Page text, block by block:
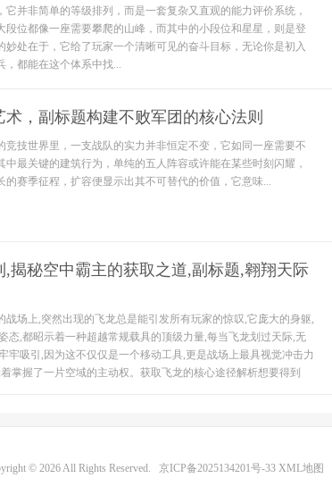
并非简单的等级排列，而是一套复杂又直观的能力评价系统，
段位都像一座需要攀爬的山峰，而其中的小段位和星星，则是登
妙处在于，它给了玩家一个清晰可见的奋斗目标，无论你是初入
，都能在这个体系中找...
，副标题构建不败军团的核心法则
竞技世界里，一支战队的实力并非恒定不变，它如同一座需要不
最关键的建筑行为，单纯的五人阵容或许能在某些时刻闪耀，
赛季征程，扩容便显示出其不可替代的价值，它意味...
揭秘空中霸主的获取之道,副标题,翱翔天际
战场上,突然出现的飞龙总是能引发所有玩家的惊叹,它庞大的身躯,
态,都昭示着一种超越常规载具的顶级力量,每当飞龙划过天际,无
牢吸引,因为这不仅仅是一个移动工具,更是战场上最具视觉冲击力
掌握了一片空域的主动权。获取飞龙的核心途径解析想要得到
© 2026 All Rights Reserved. 京ICP备2025134201号-33 XML地图